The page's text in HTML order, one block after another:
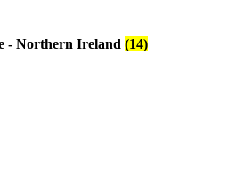
- Northern Ireland (14)